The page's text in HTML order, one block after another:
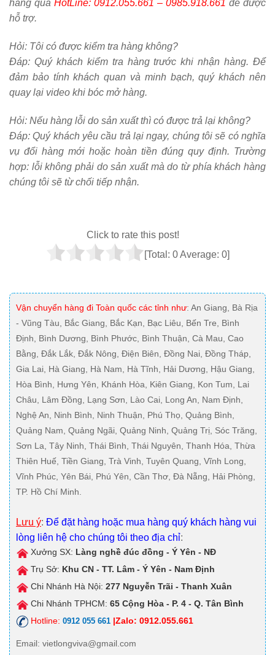
hàng qua HotLine: 0912.055.661 – 0985.918.661 để được
hỗ trợ.
Hỏi: Tôi có được kiểm tra hàng không?
Đáp: Quý khách kiểm tra hàng trước khi nhận hàng. Để
đảm bảo tính khách quan và minh bạch, quý khách nên
quay lại video khi bóc mở hàng.
Hỏi: Nếu hàng lỗi do sản xuất thì có được trả lại không?
Đáp: Quý khách yêu cầu trả lại ngay, chúng tôi sẽ có nghĩa
vụ đổi hàng mới hoặc hoàn tiền đúng quy định. Trường
hợp: lỗi không phải do sản xuất mà do từ phía khách hàng
chúng tôi sẽ từ chối tiếp nhận.
Click to rate this post!
[Total: 0Average: 0]
Vận chuyển hàng đi Toàn quốc các tỉnh như: An Giang, Bà Rịa
- Vũng Tàu, Bắc Giang, Bắc Kạn, Bạc Liêu, Bến Tre, Bình
Định, Bình Dương, Bình Phước, Bình Thuận, Cà Mau, Cao
Bằng, Đắk Lắk, Đắk Nông, Điện Biên, Đồng Nai, Đồng Tháp,
Gia Lai, Hà Giang, Hà Nam, Hà Tĩnh, Hải Dương, Hậu Giang,
Hòa Bình, Hưng Yên, Khánh Hòa, Kiên Giang, Kon Tum, Lai
Châu, Lâm Đồng, Lạng Sơn, Lào Cai, Long An, Nam Định,
Nghệ An, Ninh Bình, Ninh Thuận, Phú Thọ, Quảng Bình,
Quảng Nam, Quảng Ngãi, Quảng Ninh, Quảng Trị, Sóc Trăng,
Sơn La, Tây Ninh, Thái Bình, Thái Nguyên, Thanh Hóa, Thừa
Thiên Huế, Tiền Giang, Trà Vinh, Tuyên Quang, Vĩnh Long,
Vĩnh Phúc, Yên Bái, Phú Yên, Cần Thơ, Đà Nẵng, Hải Phòng,
TP. Hồ Chí Minh.
Lưu ý: Để đặt hàng hoặc mua hàng quý khách hàng vui
lòng liên hệ cho chúng tôi theo địa chỉ:
Xưởng SX: Làng nghề đúc đồng - Ý Yên - NĐ
Trụ Sở: Khu CN - TT. Lâm - Ý Yên - Nam Định
Chi Nhánh Hà Nội: 277 Nguyễn Trãi - Thanh Xuân
Chi Nhánh TPHCM: 65 Cộng Hòa - P. 4 - Q. Tân Bình
Hotline: 0912 055 661 |Zalo: 0912.055.661
Email: vietlongviva@gmail.com